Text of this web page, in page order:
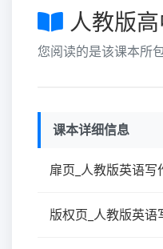
人教版
您阅读的是该课本所
课本详细信息
扉页_人教版英语写
版权页_人教版英语